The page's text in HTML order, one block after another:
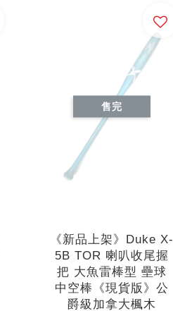
售完
《新品上架》Duke X-
5B TOR 喇叭收尾握
把 大魚雷棒型 壘球
中空棒《現貨版》公
爵級加拿大楓木